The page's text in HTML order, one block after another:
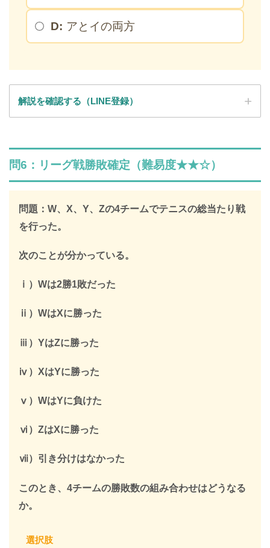
D: アとイの両方
解説を確認する（LINE登録）
SPI全問の解説が見放題
解説はLINE登録で確認できます
LINEで限定キーワードを受け取ると、
312,887人
問6：リーグ戦勝敗確定（難易度★★☆）
問題：W、X、Y、Zの4チームでテニスの総当たり戦
を行った。
次のことが分かっている。
ⅰ）Wは2勝1敗だった
ⅱ）WはXに勝った
ⅲ）YはZに勝った
ⅳ）XはYに勝った
ⅴ）WはYに負けた
ⅵ）ZはXに勝った
ⅶ）引き分けはなかった
このとき、4チームの勝敗数の組み合わせはどうなる
か。
選択肢